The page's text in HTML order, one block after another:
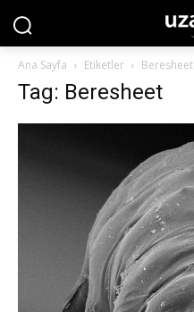
Ana Sayfa Etiketler Beresheet
Tag: Beresheet